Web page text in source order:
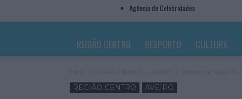
Agência de Celebridades
REGIÃO CENTRO DESPORTO CULTURA
REGIÃO CENTRO AVEIRO